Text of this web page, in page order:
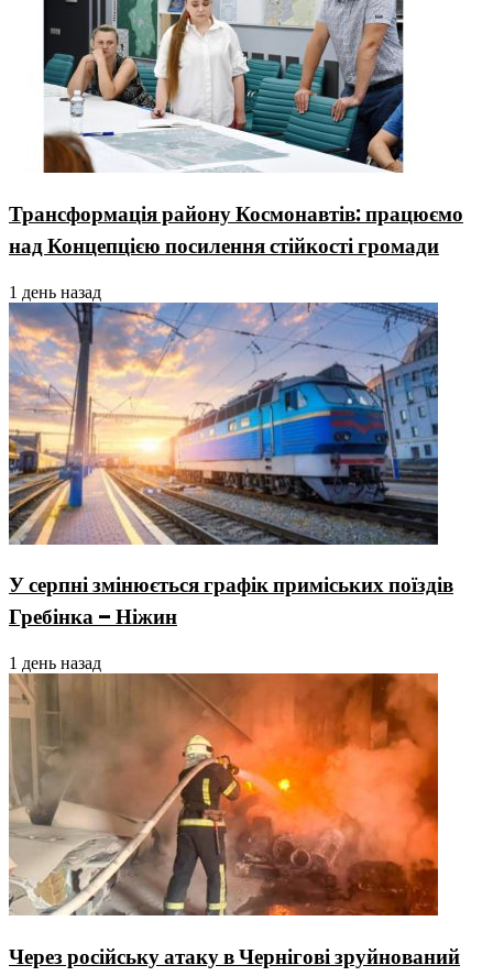
Трансформація району Космонавтів: працюємо
над Концепцією посилення стійкості громади
1 день назад
У серпні змінюється графік приміських поїздів
Гребінка – Ніжин
1 день назад
Через російську атаку в Чернігові зруйнований